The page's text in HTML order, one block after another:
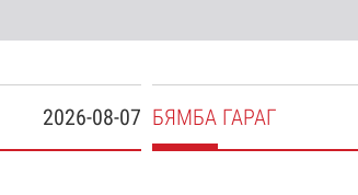
2026-08-07 БЯМБА ГАРАГ